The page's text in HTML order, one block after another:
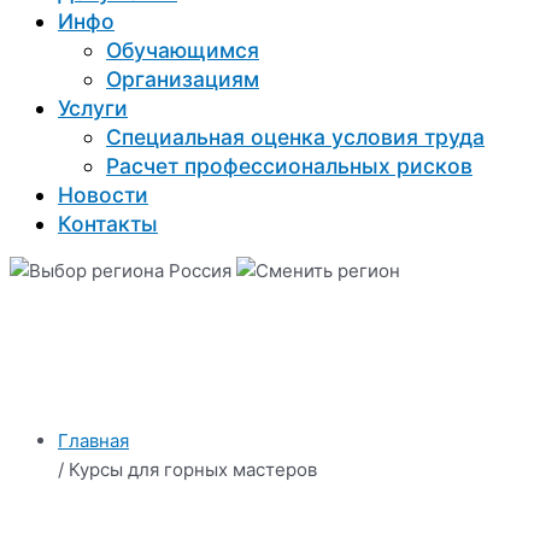
Инфо
Обучающимся
Организациям
Услуги
Специальная оценка условия труда
Расчет профессиональных рисков
Новости
Контакты
Россия
Главная
/ Курсы для горных мастеров